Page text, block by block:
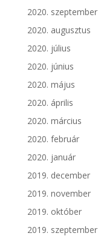
2020. szeptember
2020. augusztus
2020. július
2020. június
2020. május
2020. április
2020. március
2020. február
2020. január
2019. december
2019. november
2019. október
2019. szeptember